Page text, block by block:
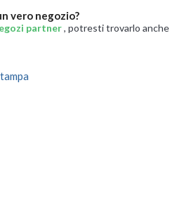
vero negozio?
partner, potresti trovarlo anche